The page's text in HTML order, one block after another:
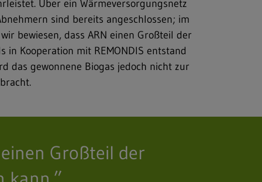
Über ein Wärmeversorgungsnetz
sind bereits angeschlossen; im
bewiesen, dass ARN einen Großteil der
Kooperation mit REMONDIS entstand
das gewonnene Biogas jedoch nicht zur
Großteil der